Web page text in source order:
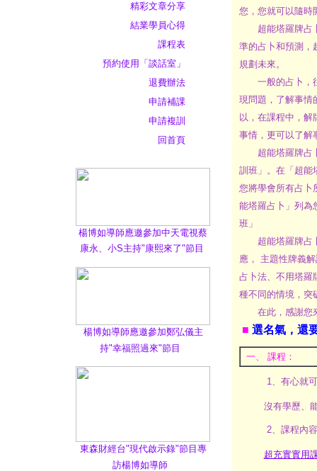
精彩文章分享
結業學員心得
課程表
預約使用「談話室」
退費辦法
申請補課
申請複訓
回首頁
楊博如導師應邀參加中天電視蔡
康永、小S主持"康熙來了"節目
楊博如導師應邀參加鄭弘儀主
持"幸福照過來"節目
東森財經台"現代啟示錄"節目專
訪楊博如導師
您，您就可以隨時
超能塔羅牌占卜
準的占卜和預測，
規劃未來。
一般的占卜，往
現問題，了解事情
以，在課程中，解
事情，更可以了解
超能塔羅牌占卜
訓班」。在「超能
您將學會所有占卜
能塔羅占卜」列為
班」
超能塔羅牌占卜
應， 主題性牌義
占卜法、不用塔羅
種不同的情境，突
在此，感謝您來
■ 選名氣，還
一、 課程：
1、有心就
沒有學歷、
2、課程內
超充實實用